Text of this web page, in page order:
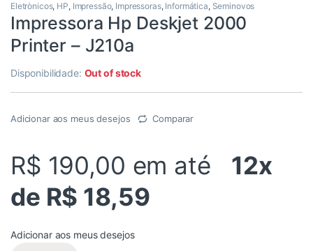
Eletrònicos, HP, Impressão, Impressoras, Informática, Seminovos
Impressora Hp Deskjet 2000
Printer – J210a
Disponibilidade: Out of stock
Adicionar aos meus desejos Comparar
R$ 190,00 em até 12x
de R$ 18,59
Adicionar aos meus desejos